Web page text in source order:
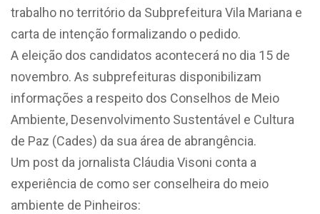
trabalho no território da Subprefeitura Vila Mariana e
carta de intenção formalizando o pedido.
A eleição dos candidatos acontecerá no dia 15 de
novembro. As subprefeituras disponibilizam
informações a respeito dos Conselhos de Meio
Ambiente, Desenvolvimento Sustentável e Cultura
de Paz (Cades) da sua área de abrangência.
Um post da jornalista Cláudia Visoni conta a
experiência de como ser conselheira do meio
ambiente de Pinheiros: